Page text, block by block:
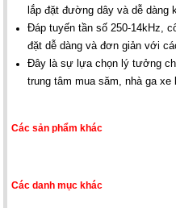
lắp đặt đường dây và dễ dàng
Đáp tuyến tần số 250-14kHz,
đặt dễ dàng và đơn giản với
Đây là sự lựa chọn lý tưởng
trung tâm mua săm, nhà ga xe
Các sản phẩm khác
Các danh mục khác